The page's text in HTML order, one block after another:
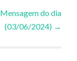
Mensagem do dia
(03/06/2024) →